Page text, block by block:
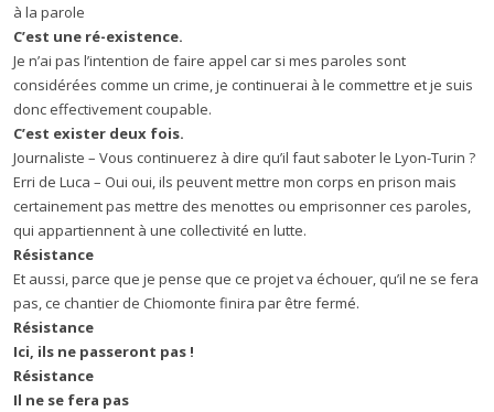
à la parole
C’est une ré-existence.
Je n’ai pas l’intention de faire appel car si mes paroles sont
considérées comme un crime, je continuerai à le commettre et je suis
donc effectivement coupable.
C’est exister deux fois.
Journaliste – Vous continuerez à dire qu’il faut saboter le Lyon-Turin ?
Erri de Luca – Oui oui, ils peuvent mettre mon corps en prison mais
certainement pas mettre des menottes ou emprisonner ces paroles,
qui appartiennent à une collectivité en lutte.
Résistance
Et aussi, parce que je pense que ce projet va échouer, qu’il ne se fera
pas, ce chantier de Chiomonte finira par être fermé.
Résistance
Ici, ils ne passeront pas !
Résistance
Il ne se fera pas